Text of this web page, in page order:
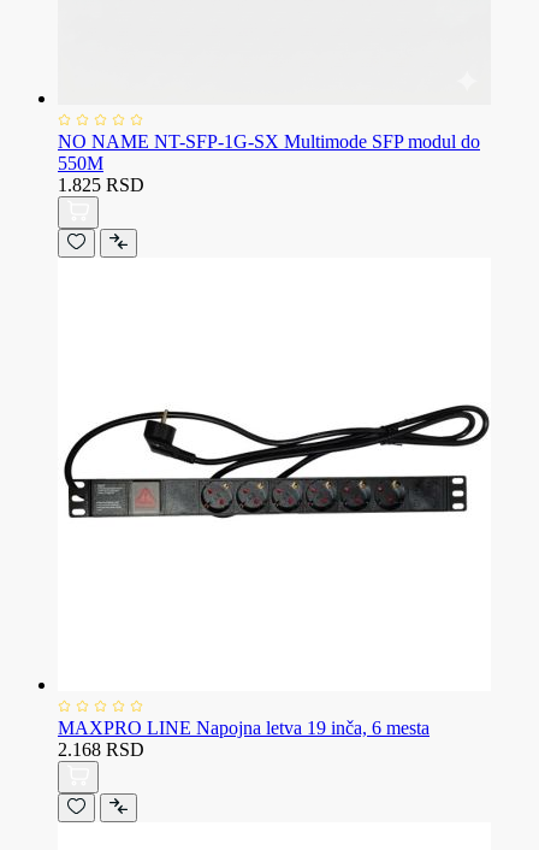
NO NAME NT-SFP-1G-SX Multimode SFP modul do
550M
1.825 RSD
MAXPRO LINE Napojna letva 19 inča, 6 mesta
2.168 RSD